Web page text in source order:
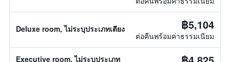
Deluxe room, ไม่ระบุประเภทเตียง ฿5,104
ต่อคืนพร้อมค่าธรรมเนียม
Executive room, ไม่ระบุประเภท